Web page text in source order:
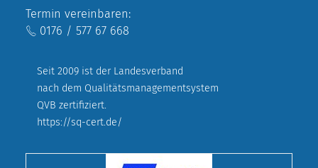
Termin vereinbaren:
0176 / 577 67 668
Seit 2009 ist der Landesverband
nach dem Qualitätsmanagementsystem
QVB zertifiziert.
https://sq-cert.de/